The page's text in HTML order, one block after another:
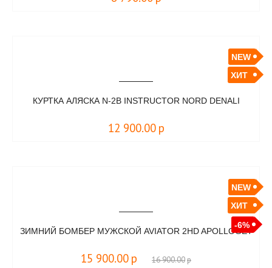
NEW
ХИТ
КУРТКА АЛЯСКА N-2B INSTRUCTOR NORD DENALI
12 900.00 р
-6%
NEW
ХИТ
ЗИМНИЙ БОМБЕР МУЖСКОЙ AVIATOR 2HD APOLLOGET
15 900.00 р 16 900.00р